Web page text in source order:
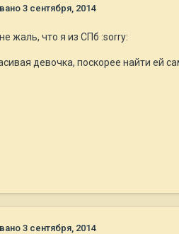
3 сентября, 2014
жаль, что я из СПб :sorry:
девочка, поскорее найти ей
3 сентября, 2014